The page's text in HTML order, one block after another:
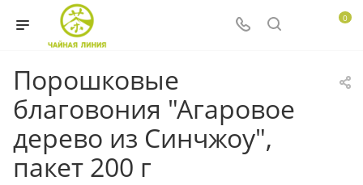
0
Порошковые
благовония "Агаровое
дерево из Синчжоу",
пакет 200 г